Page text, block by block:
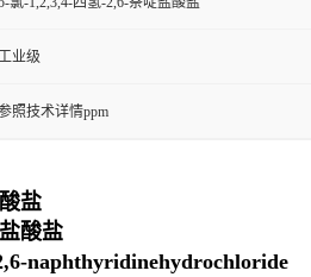
工业级
照技术详情ppm
盐
酸盐
naphthyridinehydrochloride